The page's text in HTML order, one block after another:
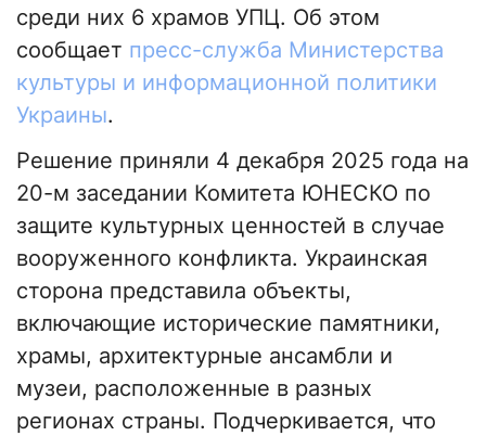
среди них 6 храмов УПЦ. Об этом
сообщает пресс-служба Министерства
культуры и информационной политики
Украины.
Решение приняли 4 декабря 2025 года на
20-м заседании Комитета ЮНЕСКО по
защите культурных ценностей в случае
вооруженного конфликта. Украинская
сторона представила объекты,
включающие исторические памятники,
храмы, архитектурные ансамбли и
музеи, расположенные в разных
регионах страны. Подчеркивается, что